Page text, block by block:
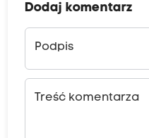
Dodaj komentarz
Podpis
Treść komentarza